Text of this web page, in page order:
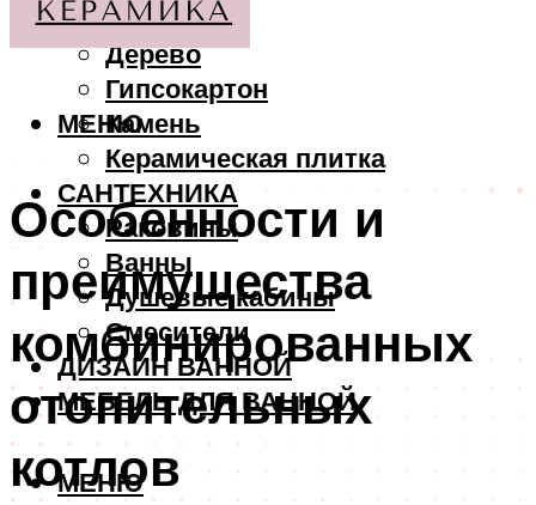
МАТЕРИАЛЫ
Дерево
Гипсокартон
Камень
Керамическая плитка
САНТЕХНИКА
Раковины
Ванны
Душевые кабины
Смесители
ДИЗАЙН ВАННОЙ
МЕБЕЛЬ ДЛЯ ВАННОЙ
МЕНЮ
МЕНЮ
Особенности и
преимущества
комбинированных
отопительных
котлов